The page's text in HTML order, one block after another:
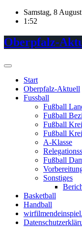
Skip
Samstag, 8
1:52
Oberpfalz-
Start
Oberpfalz-Aktuell
Fussball
Fußball
Fußball
Fußball
Fußball
A-Klasse
Fußball
Sonstiges
Basketball
Handball